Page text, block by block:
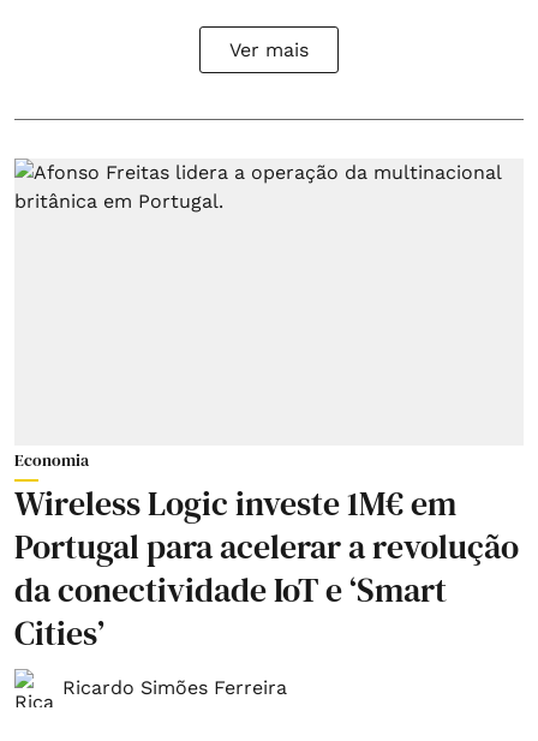
Ver mais
Economia
Wireless Logic investe 1M€ em
Portugal para acelerar a revolução
da conectividade IoT e ‘Smart
Cities’
Ricardo Simões Ferreira